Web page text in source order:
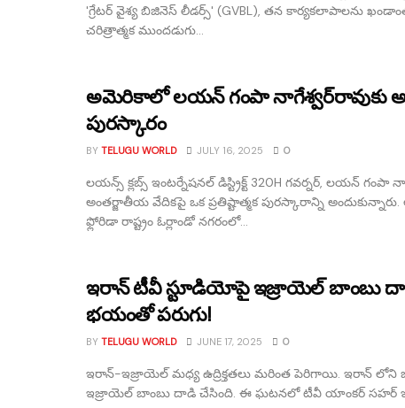
'గ్రేటర్ వైశ్య బిజినెస్ లీడర్స్' (GVBL), తన కార్యకలాపాలను
చరిత్రాత్మక ముందడుగు...
అమెరికాలో లయన్ గంపా నాగేశ్వర్‌రావుకు
పురస్కారం
BY TELUGU WORLD JULY 16, 2025 0
లయన్స్ క్లబ్స్ ఇంటర్నేషనల్ డిస్ట్రిక్ట్ 320H గవర్నర్, లయన్ గంపా
అంతర్జాతీయ వేదికపై ఒక ప్రతిష్టాత్మక పురస్కారాన్ని
ఫ్లోరిడా రాష్ట్రం ఓర్లాండో నగరంలో...
ఇరాన్ టీవీ స్టూడియోపై ఇజ్రాయెల్ బాంబు
భయంతో పరుగు!
BY TELUGU WORLD JUNE 17, 2025 0
ఇరాన్-ఇజ్రాయెల్ మధ్య ఉద్రిక్తతలు మరింత పెరిగాయి. ఇరాన్ లోని
ఇజ్రాయెల్ బాంబు దాడి చేసింది. ఈ ఘటనలో టీవీ యాంకర్ సహర్